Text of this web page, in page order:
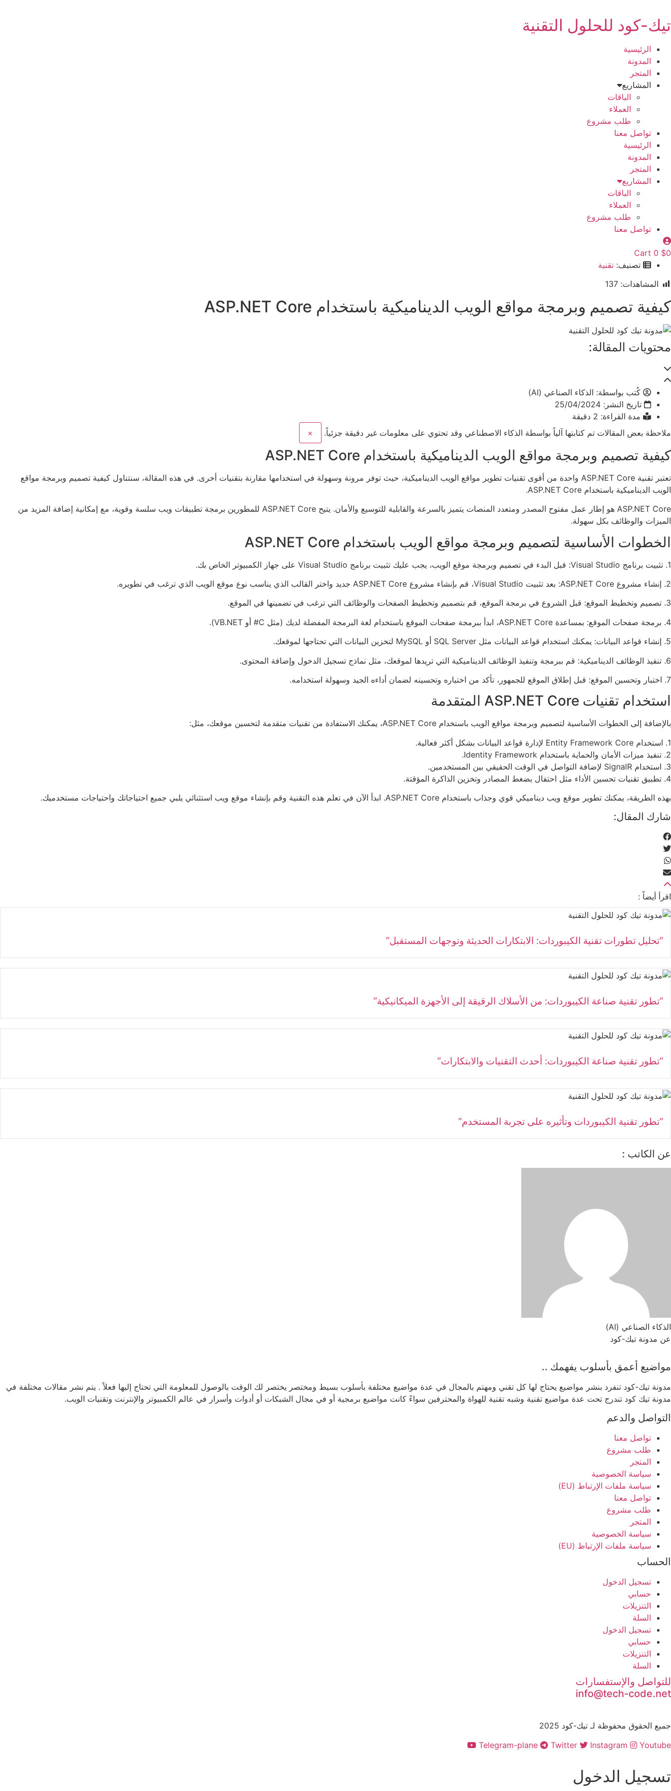
content
تيك-كود للحلول التقنية
الرئيسية
المدونة
المتجر
المشاريع
الباقات
العملاء
طلب مشروع
تواصل معنا
الرئيسية
المدونة
المتجر
المشاريع
الباقات
العملاء
طلب مشروع
تواصل معنا
$0
0
Cart
تصنيف: تقنية
المشاهدات: 137
كيفية تصميم وبرمجة مواقع الويب الديناميكية باستخدام ASP.NET Core
محتويات المقالة:
كُتب بواسطة: الذكاء الصناعي (AI)
تاريخ النشر: 25/04/2024
مدة القراءة: 2 دقيقة
ملاحظة بعض المقالات تم كتابتها آلياً بواسطة الذكاء الاصطناعي وقد تحتوي على معلومات غير دقيقة جزئياً. ×
كيفية تصميم وبرمجة مواقع الويب الديناميكية باستخدام ASP.NET Core
تعتبر تقنية ASP.NET Core واحدة من أقوى تقنيات تطوير مواقع الويب الديناميكية، حيث توفر مرونة وسهولة في استخدامها مقارنة بتقنيات أخرى. في هذه المقالة، سنتناول كيفية تصميم وبرمجة مواقع
الويب الديناميكية باستخدام ASP.NET Core.
ASP.NET Core هو إطار عمل مفتوح المصدر ومتعدد المنصات يتميز بالسرعة والقابلية للتوسيع والأمان. يتيح ASP.NET Core للمطورين برمجة تطبيقات ويب سلسة وقوية، مع إمكانية إضافة المزيد من
الميزات والوظائف بكل سهولة.
الخطوات الأساسية لتصميم وبرمجة مواقع الويب باستخدام ASP.NET Core
1. تثبيت برنامج Visual Studio: قبل البدء في تصميم وبرمجة موقع الويب، يجب عليك تثبيت برنامج Visual Studio على جهاز الكمبيوتر الخاص بك.
2. إنشاء مشروع ASP.NET Core: بعد تثبيت Visual Studio، قم بإنشاء مشروع ASP.NET Core جديد واختر القالب الذي يناسب نوع موقع الويب الذي ترغب في تطويره.
3. تصميم وتخطيط الموقع: قبل الشروع في برمجة الموقع، قم بتصميم وتخطيط الصفحات والوظائف التي ترغب في تضمينها في الموقع.
4. برمجة صفحات الموقع: بمساعدة ASP.NET Core، ابدأ ببرمجة صفحات الموقع باستخدام لغة البرمجة المفضلة لديك (مثل C# أو VB.NET).
5. إنشاء قواعد البيانات: يمكنك استخدام قواعد البيانات مثل SQL Server أو MySQL لتخزين البيانات التي تحتاجها لموقعك.
6. تنفيذ الوظائف الديناميكية: قم ببرمجة وتنفيذ الوظائف الديناميكية التي تريدها لموقعك، مثل نماذج تسجيل الدخول وإضافة المحتوى.
7. اختبار وتحسين الموقع: قبل إطلاق الموقع للجمهور، تأكد من اختباره وتحسينه لضمان أداءه الجيد وسهولة استخدامه.
استخدام تقنيات ASP.NET Core المتقدمة
بالإضافة إلى الخطوات الأساسية لتصميم وبرمجة مواقع الويب باستخدام ASP.NET Core، يمكنك الاستفادة من تقنيات متقدمة لتحسين موقعك، مثل:
1. استخدام Entity Framework Core لإدارة قواعد البيانات بشكل أكثر فعالية.
2. تنفيذ ميزات الأمان والحماية باستخدام Identity Framework.
3. استخدام SignalR لإضافة التواصل في الوقت الحقيقي بين المستخدمين.
4. تطبيق تقنيات تحسين الأداء مثل احتفال بضغط المصادر وتخزين الذاكرة المؤقتة.
بهذه الطريقة، يمكنك تطوير موقع ويب ديناميكي قوي وجذاب باستخدام ASP.NET Core. ابدأ الآن في تعلم هذه التقنية وقم بإنشاء موقع ويب استثنائي يلبي جميع احتياجاتك واحتياجات مستخدميك.
شارك المقال:
اقرأ أيضاً :
“تحليل تطورات تقنية الكيبوردات: الابتكارات الحديثة وتوجهات المستقبل”
“تطور تقنية صناعة الكيبوردات: من الأسلاك الرقيقة إلى الأجهزة الميكانيكية”
“تطور تقنية صناعة الكيبوردات: أحدث التقنيات والابتكارات”
“تطور تقنية الكيبوردات وتأثيره على تجربة المستخدم”
عن الكاتب :
الذكاء الصناعي (AI)
عن مدونة تيك-كود
مواضيع أعمق بأسلوب يفهمك ..
مدونة تيك-كود تنفرد بنشر مواضيع يحتاج لها كل تقني ومهتم بالمجال في عدة مواضيع مختلفة بأسلوب بسيط ومختصر يختصر لك الوقت بالوصول للمعلومة التي تحتاج إليها فعلاً . يتم نشر مقالات مختلفة في
مدونة تيك كود تندرج تحت عدة مواضيع تقنية وشبه تقنية للهواة والمحترفين سواءً كانت مواضيع برمجية أو في مجال الشبكات أو أدوات وأسرار في عالم الكمبيوتر والإنترنت وتقنيات الويب.
التواصل والدعم
تواصل معنا
طلب مشروع
المتجر
سياسة الخصوصية
سياسة ملفات الإرتباط (EU)
تواصل معنا
طلب مشروع
المتجر
سياسة الخصوصية
سياسة ملفات الإرتباط (EU)
الحساب
تسجيل الدخول
حسابي
التنزيلات
السلة
تسجيل الدخول
حسابي
التنزيلات
السلة
للتواصل والإستفسارات
info@tech-code.net
جميع الحقوق محفوظة لـ تيك-كود 2025
Telegram-plane
Twitter Instagram Youtube
تسجيل الدخول